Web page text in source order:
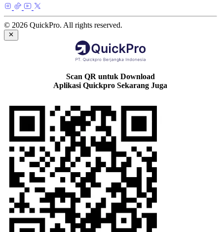
© 2026 QuickPro. All rights reserved.
Scan QR untuk Download
Aplikasi Quickpro Sekarang Juga